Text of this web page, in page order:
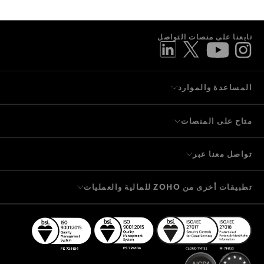
المساعدة والموارد
متاح على المنصات
تواصل معنا عبر
تابعنا على منصات التواصل
تطبيقات أخرى من ZOHO للمالية والعمليات